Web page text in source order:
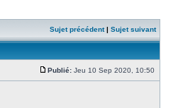
Sujet précédent| Sujet suivant
Publié: Jeu 10 Sep 2020, 10:50